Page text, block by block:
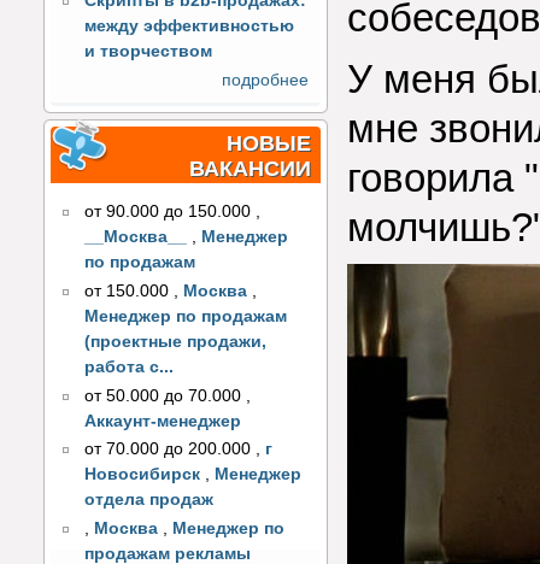
между эффективностью
и творчеством
подробнее
НОВЫЕ
ВАКАНСИИ
от 90.000 до 150.000 ,
__Москва__
, Менеджер
по продажам
от 150.000
Москва
Менеджер по продажам
(проектные продажи,
работа с...
от 50.000 до 70.000
Аккаунт-менеджер
от 70.000 до 200.000 , г
Новосибирск , Менеджер
отдела продаж
, Москва , Менеджер по
продажам рекламы
У меня
мне
говорила